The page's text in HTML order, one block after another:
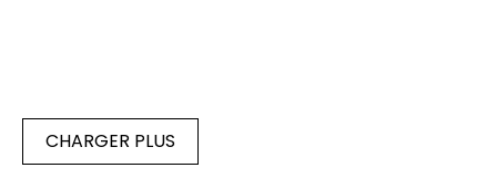
CHARGER PLUS